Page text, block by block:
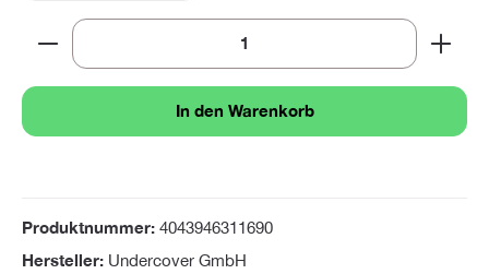
Produkt Anzahl: Gib den gewünschten Wert ein
In den Warenkorb
Produktnummer: 4043946311690
Hersteller: Undercover GmbH